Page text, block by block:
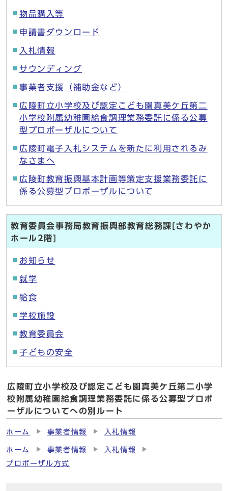
物品購入等
申請書ダウンロード
入札情報
サウンディング
事業者支援（補助金など）
広陵町立小学校及び認定こども園真美ケ丘第二
小学校附属幼稚園給食調理業務委託に係る公募
型プロポーザルについて
広陵町電子入札システムを新たに利用されるみ
なさまへ
広陵町教育振興基本計画等策定支援業務委託に
係る公募型プロポーザルについて
教育委員会事務局教育振興部教育総務課[さわやか
ホール2階]
お知らせ
就学
給食
学校施設
教育委員会
子どもの安全
広陵町立小学校及び認定こども園真美ケ丘第二小学
校附属幼稚園給食調理業務委託に係る公募型プロポ
ーザルについてへの別ルート
ホーム 事業者情報 入札情報
ホーム 事業者情報
入札情報
プロポーザル方式